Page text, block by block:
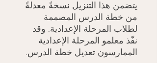
يتضمن هذا التنزيل نسخةً معدلةً
من خطة الدرس المصممة
لطلاب المرحلة الإعدادية. وقد
نفّذ معلمو المرحلة الإعدادية
الممارسون تعديل خطة الدرس.